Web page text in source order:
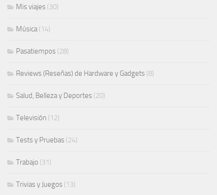
Mis viajes (30)
Música(14)
Pasatiempos (28)
Reviews (Reseñas) de Hardware y Gadgets (8)
Salud, Belleza y Deportes (20)
Televisión (12)
Tests y Pruebas (24)
Trabajo (31)
Trivias y Juegos (13)